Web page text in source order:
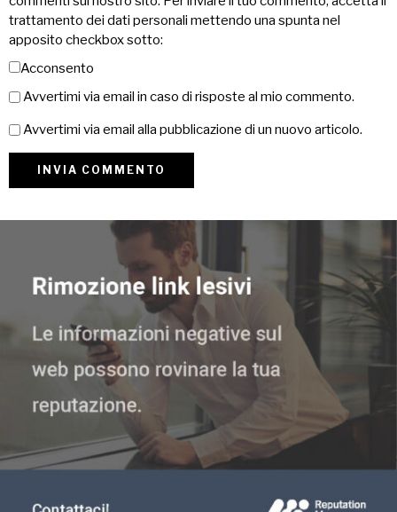
trattamento dei dati personali mettendo una spunta nel
apposito checkbox sotto:
Acconsento
Avvertimi via email in caso di risposte al mio commento.
Avvertimi via email alla pubblicazione di un nuovo articolo.